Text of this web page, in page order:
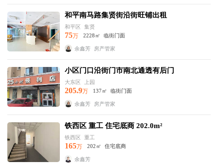
和平南马路集贤街沿街旺铺出租
和平区 集贤
75万 2228㎡ 临街门面
余鑫芳 房产管家
小区门口沿街门市南北通透有后门
大东区 上园
205.9万 137㎡ 临街门面
余鑫芳 房产管家
铁西区 重工 住宅底商 202.0m²
铁西区 重工
165万 202㎡ 住宅底商
余鑫芳